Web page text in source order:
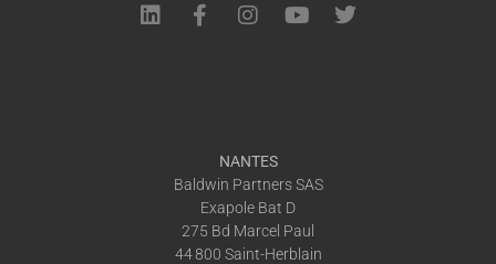
NANTES
Baldwin Partners SAS
Exapole Bat D
275 Bd Marcel Paul
44 800 Saint-Herblain